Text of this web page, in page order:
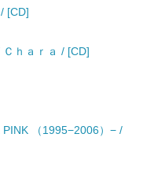
[CD]
ｈａｒａ / [CD]
（1995−2006）− /